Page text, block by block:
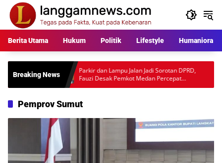
Langsung
konten
Berita Utama Hukum Politik Lifestyle Humaniora
Breaking NewsParkir dan Lampu Jalan Jadi Sorotan DPRD,
Fauzi Desak Pemkot Medan Percepat
Pembenahan
Pemprov Sumut